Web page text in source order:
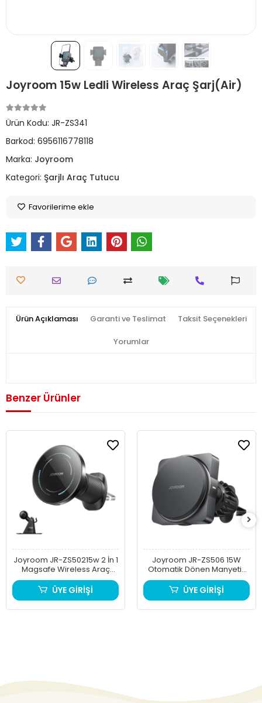
Joyroom 15w Ledli Wireless Araç Şarj(Air)
Ürün Kodu: JR-ZS341
Barkod: 6956116778118
Marka: Joyroom
Kategori: Şarjlı Araç Tutucu
Favorilerime ekle
Ürün Açıklaması Garanti ve Teslimat Taksit Seçenekleri
Yorumlar
Benzer Ürünler
Joyroom JR-ZS50215w 2 İn 1
Magsafe Wireless Araç
Tutucu
ÜYE GİRİŞİ
Joyroom JR-ZS506 15W
Otomatik Dönen Manyetik
Kablosuz Şarjlı Araç Tutucu
ÜYE GİRİŞİ